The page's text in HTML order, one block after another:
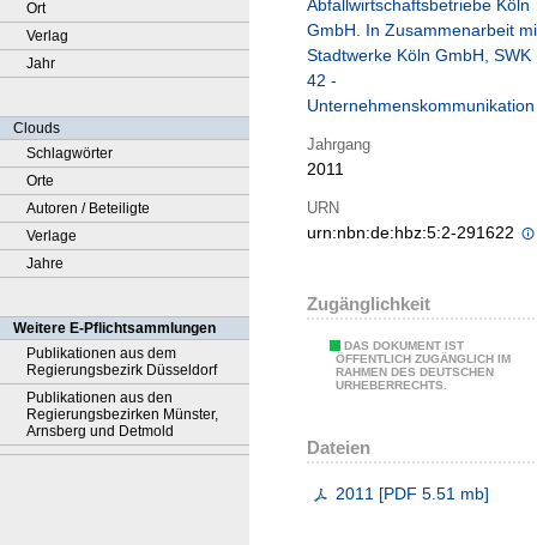
Ort
Verlag
Jahr
Clouds
Schlagwörter
Orte
Autoren / Beteiligte
Verlage
Jahre
Weitere E-Pflichtsammlungen
Publikationen aus dem
Regierungsbezirk Düsseldorf
Publikationen aus den
Regierungsbezirken Münster,
Arnsberg und Detmold
Abfallwirtschaftsbetriebe Köln
GmbH. In Zusammenarbeit
Stadtwerke Köln GmbH, SWK
42 -
Unternehmenskommunikation
Jahrgang
2011
URN
urn:nbn:de:hbz:5:2-291622
Zugänglichkeit
DAS DOKUMENT IST
ÖFFENTLICH ZUGÄNGLICH IM
RAHMEN DES DEUTSCHEN
URHEBERRECHTS.
Dateien
2011 [PDF 5.51 mb]